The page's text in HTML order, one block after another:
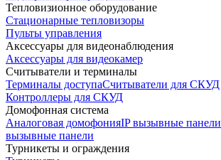
Тепловизионное оборудование
Стационарные тепловизоры
Пульты управления
Аксессуары для видеонаблюдения
Аксессуары для видеокамер
Считыватели и терминалы
Терминалы доступаСчитыватели для СКУД
Контроллеры для СКУД
Домофонная система
Аналоговая домофонияIP вызывные панели
вызывные панели
Турникеты и ограждения